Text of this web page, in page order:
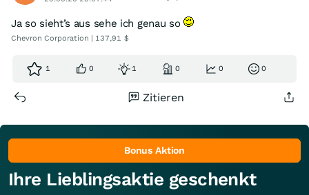
Ja so sieht’s aus sehe ich genau so
Chevron Corporation | 137,91 $
1 0 1 0 0 0
Zitieren
Bonus Aktion
Ihre Lieblingsaktie geschenkt